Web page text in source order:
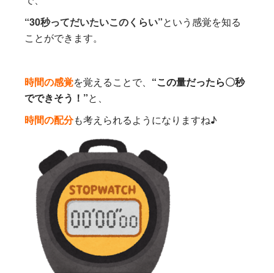
“30秒ってだいたいこのくらい”という感覚を知る
ことができます。
時間の感覚を覚えることで、 “この量だったら〇秒
でできそう！”と、
時間の配分も考えられるようになりますね♪